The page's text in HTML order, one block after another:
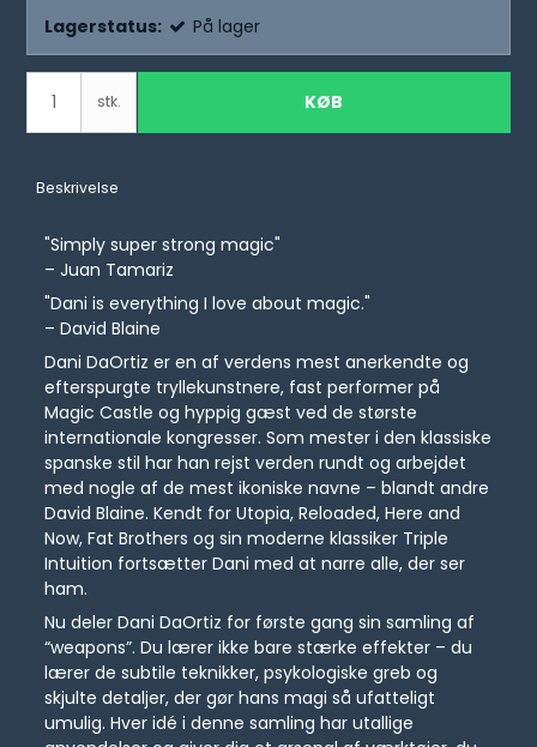
Lagerstatus: På lager
stk. KØB
Beskrivelse
"Simply super strong magic"
– Juan Tamariz
"Dani is everything I love about magic."
– David Blaine
Dani DaOrtiz er en af verdens mest anerkendte og
efterspurgte tryllekunstnere, fast performer på
Magic Castle og hyppig gæst ved de største
internationale kongresser. Som mester i den klassiske
spanske stil har han rejst verden rundt og arbejdet
med nogle af de mest ikoniske navne – blandt andre
David Blaine. Kendt for Utopia, Reloaded, Here and
Now, Fat Brothers og sin moderne klassiker Triple
Intuition fortsætter Dani med at narre alle, der ser
ham.
Nu deler Dani DaOrtiz for første gang sin samling af
“weapons”. Du lærer ikke bare stærke effekter – du
lærer de subtile teknikker, psykologiske greb og
skjulte detaljer, der gør hans magi så ufatteligt
umulig. Hver idé i denne samling har utallige